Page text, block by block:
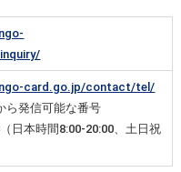
card.go.jp/contact/tel/
ら発信可能な番号
日本時間8:00-20:00、土日祝